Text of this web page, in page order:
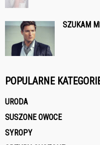
SZUKAM
POPULARNE
URODA
SUSZONE OWOCE
SYROPY